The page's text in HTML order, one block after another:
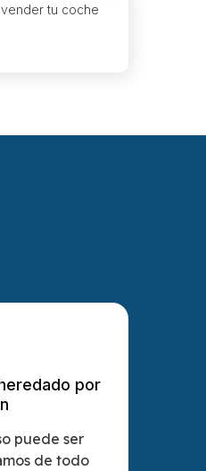
tu coche
por
puede ser
de todo